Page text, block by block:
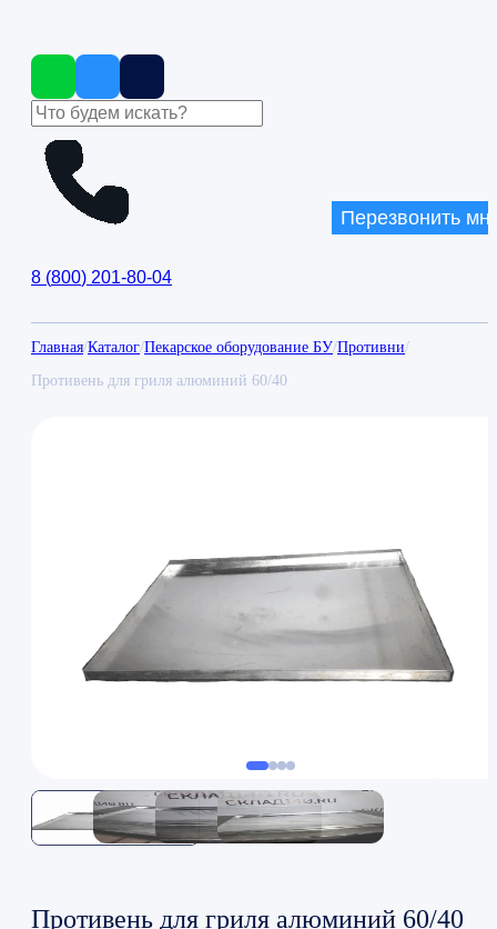
8 (800) 201-80-04
Перезвонить
Главная/Каталог/Пекарское оборудование БУ/Противни/
Противень для гриля алюминий 60/40
Противень для гриля алюминий 60/40